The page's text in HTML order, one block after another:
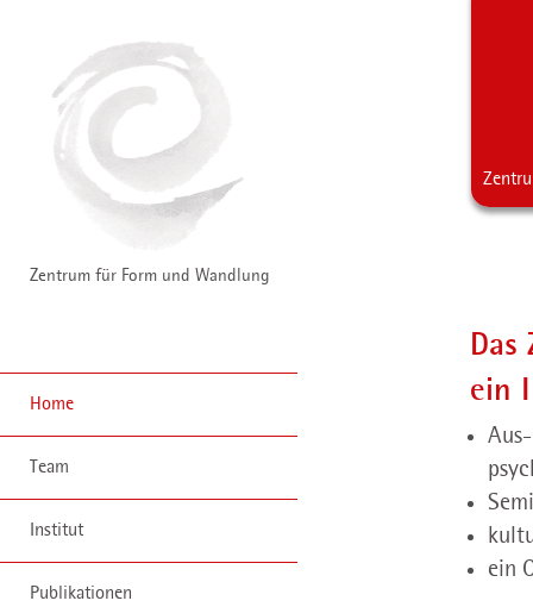
Zentrum für Form und Wandlung
Home
Team
Institut
Publikationen
ein
ein